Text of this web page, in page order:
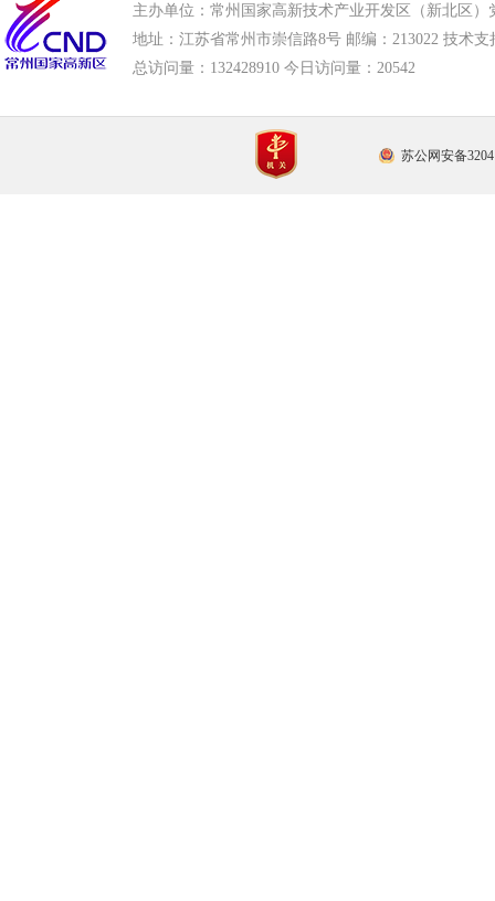
主办单位：常州国家高新技术产业开发区（新北区）
地址：江苏省常州市崇信路8号 邮编：213022 技术支
总访问量： 132428910 今日访问量： 20542
苏公网安备